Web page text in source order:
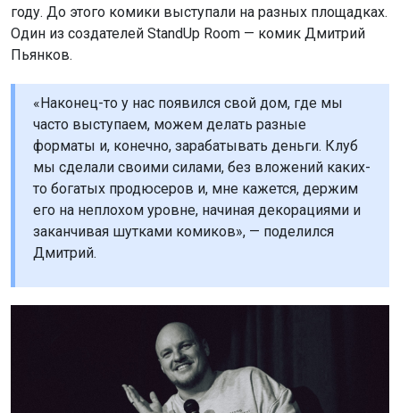
году. До этого комики выступали на разных площадках.
Один из создателей StandUp Room — комик Дмитрий
Пьянков.
«Наконец-то у нас появился свой дом, где мы
часто выступаем, можем делать разные
форматы и, конечно, зарабатывать деньги. Клуб
мы сделали своими силами, без вложений каких-
то богатых продюсеров и, мне кажется, держим
его на неплохом уровне, начиная декорациями и
заканчивая шутками комиков», — поделился
Дмитрий.